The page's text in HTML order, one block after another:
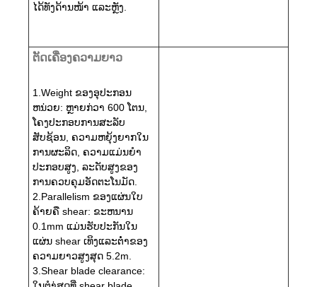
ໄດ້​ທັງ​ດ້ານ​ໜ້າ ແລະ​ຫຼັງ.
ຕັດເຄື່ອງຄວາມຍາວ
1.Weight ຂອງອຸປະກອນ
ຫນ່ວຍ: ຫຼາຍກ່ວາ 600 ໂຕນ,
ໂຄງປະກອບການສະລັບ
ສັບຊ້ອນ, ຄວາມຫຍຸ້ງຍາກໃນ
ການຜະລິດ, ຄວາມແມ່ນຍໍາ
ປະກອບສູງ, ລະດັບສູງຂອງ
ການຄວບຄຸມອັດຕະໂນມັດ.
2.Parallelism ຂອງແຜ່ນໃບ
ຄ້າຍຄື shear: ຂະຫນານ
0.1mm ແມ່ນຮັບປະກັນໃນ
ແຜ່ນ shear ເທິງແລະຕ່ໍາຂອງ
ຄວາມຍາວສູງສຸດ 5.2m.
3.Shear blade clearance: